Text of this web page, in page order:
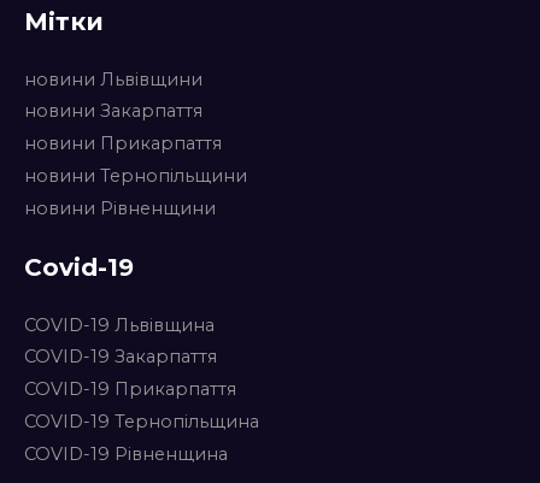
Мітки
новини Львівщини
новини Закарпаття
новини Прикарпаття
новини Тернопільщини
новини Рівненщини
Covid-19
COVID-19 Львівщина
COVID-19 Закарпаття
COVID-19 Прикарпаття
COVID-19 Тернопільщина
COVID-19 Рівненщина